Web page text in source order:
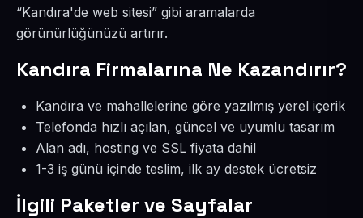
“Kandıra'de web sitesi” gibi aramalarda
görünürlüğünüzü artırır.
Kandıra Firmalarına Ne Kazandırır?
Kandıra ve mahallelerine göre yazılmış yerel içerik
Telefonda hızlı açılan, güncel ve uyumlu tasarım
Alan adı, hosting ve SSL fiyata dahil
1-3 iş günü içinde teslim, ilk ay destek ücretsiz
İlgili Paketler ve Sayfalar